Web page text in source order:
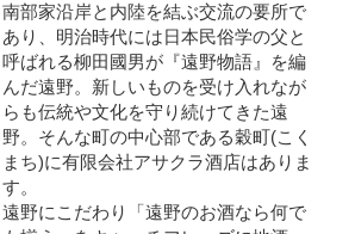
南部家沿岸と内陸を結ぶ交流の要所で
あり、明治時代には日本民俗学の父と
呼ばれる柳田國男が『遠野物語』を編
んだ遠野。新しいものを受け入れなが
らも伝統や文化を守り続けてきた遠
野。そんな町の中心部である穀町(こく
まち)に有限会社アサクラ酒店はありま
す。
遠野にこだわり「遠野のお酒なら何で